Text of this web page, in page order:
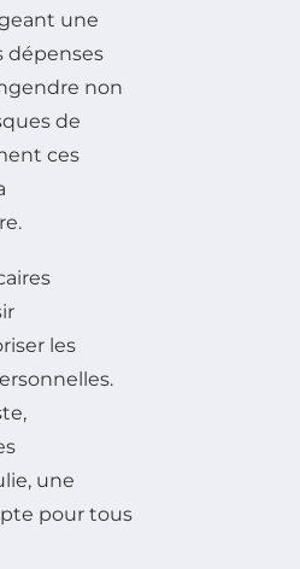
une
dépenses
non
de
ces
les
une
pour tous